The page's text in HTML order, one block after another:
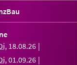
, 18.08.26
,01.09.26